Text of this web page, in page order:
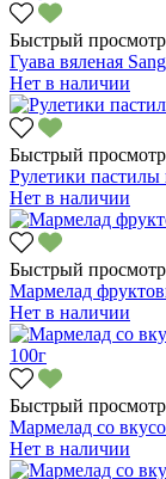
Быстрый просмотр
Гуава вяленая
Нет в наличии
Быстрый просмотр
Рулетики
Нет в наличии
Быстрый просмотр
Мармелад
Нет в наличии
Быстрый просмотр
Мармелад со
Нет в наличии